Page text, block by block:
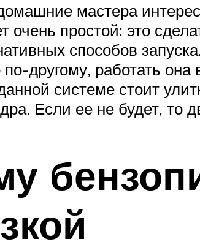
мастера
очень простой: это
способов
другому, работать она
системе стоит
Если ее не будет, то